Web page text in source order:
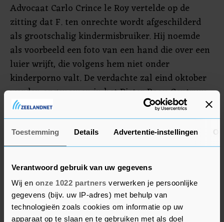
Toestemming Details Advertentie-instellingen
Verantwoord gebruik van uw gegevens
Wij en onze 1022 partners verwerken je persoonlijke
gegevens (bijv. uw IP-adres) met behulp van
technologieën zoals cookies om informatie op uw
apparaat op te slaan en te gebruiken met als doel
Advocaat Carlo Crince le Roy vertelde op de
zitting dat F. ten onrechte wordt afgeschilderd
als grootschalig kindermisbruiker. Hij noemde
als voorbeeld een foto van een hand die over een
luier wrijft, die volgens hem niet onder
kinderporno valt. De verdachte zal eind oktober
worden opgenomen in het Pieter Baan Centrum
(PBC) voor onderzoek naar zijn psyche.
Advocaat Richard Korver staat twee gezinnen bij,
waaronder het gezin waar het vermoeden van
terughoudendheid bij het verstrekken van
details, de families willen graag met rust worden
gelaten.